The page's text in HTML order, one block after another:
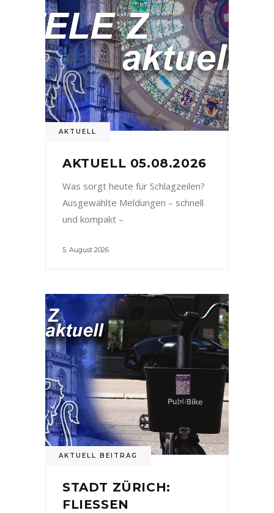
AKTUELL
AKTUELL 05.08.2026
Was sorgt heute für Schlagzeilen?
Ausgewählte Meldungen – schnell
und kompakt –
5. August 2026
AKTUELL BEITRAG
STADT ZÜRICH:
FLIESSEN